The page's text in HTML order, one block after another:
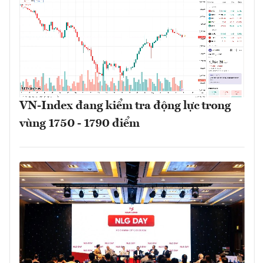
VN-Index đang kiểm tra động lực trong
vùng 1750 - 1790 điểm